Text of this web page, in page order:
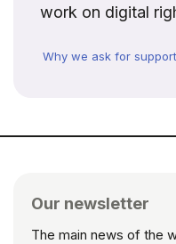
work on digital
Why we ask for
Our newsletter
The main news of the